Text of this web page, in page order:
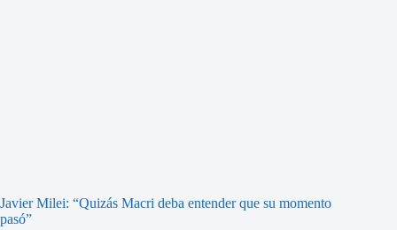
Javier Milei: “Quizás Macri deba entender que su momento
pasó”